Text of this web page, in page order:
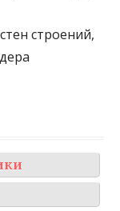
строений,